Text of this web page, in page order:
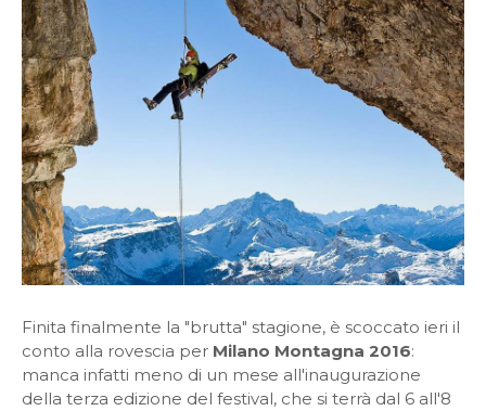
Finita finalmente la "brutta" stagione, è scoccato ieri il
conto alla rovescia per Milano Montagna 2016:
manca infatti meno di un mese all'inaugurazione
della terza edizione del festival, che si terrà dal 6 all'8